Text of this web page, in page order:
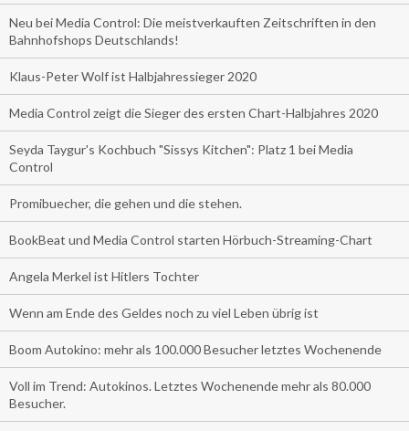
Neu bei Media Control: Die meistverkauften Zeitschriften in den
Bahnhofshops Deutschlands!
Klaus-Peter Wolf ist Halbjahressieger 2020
Media Control zeigt die Sieger des ersten Chart-Halbjahres 2020
Seyda Taygur's Kochbuch "Sissys Kitchen": Platz 1 bei Media
Control
Promibuecher, die gehen und die stehen.
BookBeat und Media Control starten Hörbuch-Streaming-Chart
Angela Merkel ist Hitlers Tochter
Wenn am Ende des Geldes noch zu viel Leben übrig ist
Boom Autokino: mehr als 100.000 Besucher letztes Wochenende
Voll im Trend: Autokinos. Letztes Wochenende mehr als 80.000
Besucher.